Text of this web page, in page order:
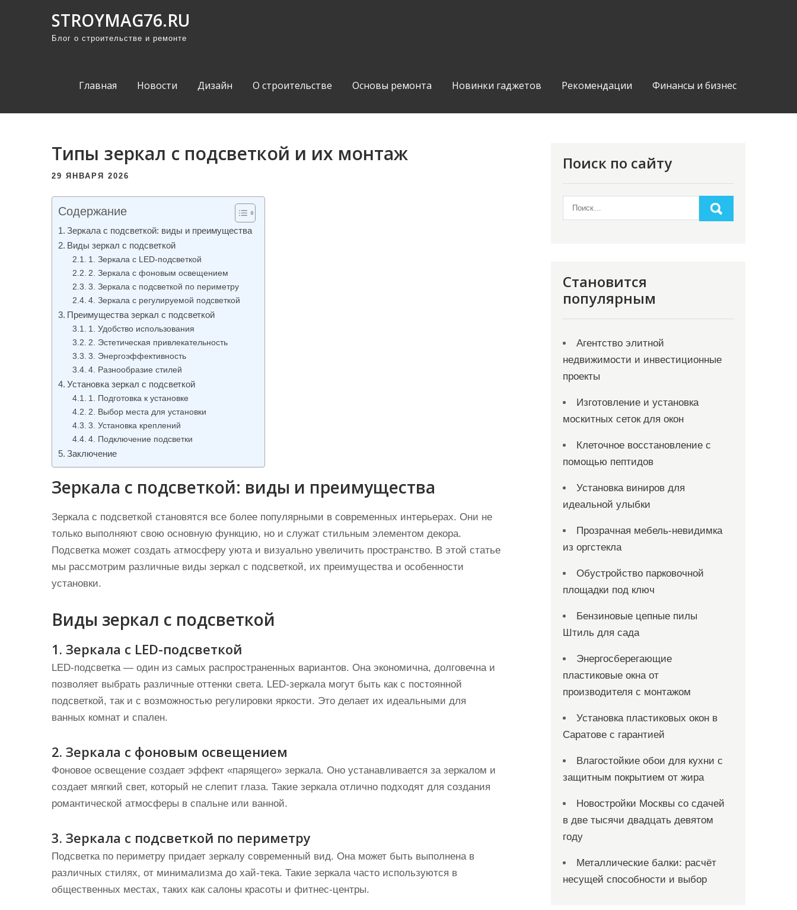
STROYMAG76.RU
Блог о строительстве и ремонте
Главная Новости Дизайн О строительстве Основы ремонта Новинки гаджетов Рекомендации Финансы и бизнес
Типы зеркал с подсветкой и их монтаж
29 ЯНВАРЯ 2026
Содержание
Зеркала с подсветкой: виды и преимущества
Виды зеркал с подсветкой
1. Зеркала с LED-подсветкой
2. Зеркала с фоновым освещением
3. Зеркала с подсветкой по периметру
4. Зеркала с регулируемой подсветкой
Преимущества зеркал с подсветкой
1. Удобство использования
2. Эстетическая привлекательность
3. Энергоэффективность
4. Разнообразие стилей
Установка зеркал с подсветкой
1. Подготовка к установке
2. Выбор места для установки
3. Установка креплений
4. Подключение подсветки
Заключение
Зеркала с подсветкой: виды и преимущества
Зеркала с подсветкой становятся все более популярными в современных интерьерах. Они не
только выполняют свою основную функцию, но и служат стильным элементом декора.
Подсветка может создать атмосферу уюта и визуально увеличить пространство. В этой статье
мы рассмотрим различные виды зеркал с подсветкой, их преимущества и особенности
установки.
Виды зеркал с подсветкой
1. Зеркала с LED-подсветкой
LED-подсветка — один из самых распространенных вариантов. Она экономична, долговечна и
позволяет выбрать различные оттенки света. LED-зеркала могут быть как с постоянной
подсветкой, так и с возможностью регулировки яркости. Это делает их идеальными для
ванных комнат и спален.
2. Зеркала с фоновым освещением
Фоновое освещение создает эффект «парящего» зеркала. Оно устанавливается за зеркалом и
создает мягкий свет, который не слепит глаза. Такие зеркала отлично подходят для создания
романтической атмосферы в спальне или ванной.
3. Зеркала с подсветкой по периметру
Подсветка по периметру придает зеркалу современный вид. Она может быть выполнена в
различных стилях, от минимализма до хай-тека. Такие зеркала часто используются в
общественных местах, таких как салоны красоты и фитнес-центры.
Поиск по сайту
Становится
популярным
Агентство элитной
недвижимости и инвестиционные
проекты
Изготовление и установка
москитных сеток для окон
Клеточное восстановление с
помощью пептидов
Установка виниров для
идеальной улыбки
Прозрачная мебель-невидимка
из оргстекла
Обустройство парковочной
площадки под ключ
Бензиновые цепные пилы
Штиль для сада
Энергосберегающие
пластиковые окна от
производителя с монтажом
Установка пластиковых окон в
Саратове с гарантией
Влагостойкие обои для кухни с
защитным покрытием от жира
Новостройки Москвы со сдачей
в две тысячи двадцать девятом
году
Металлические балки: расчёт
несущей способности и выбор